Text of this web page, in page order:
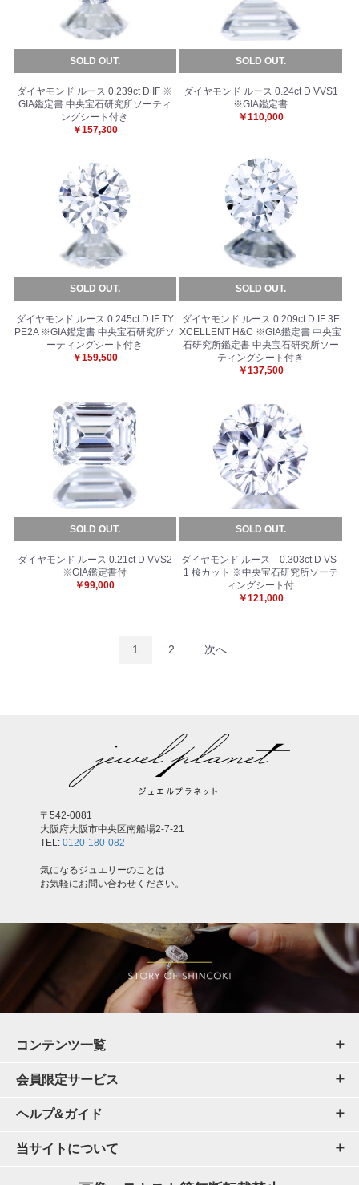
SOLD OUT.
ダイヤモンド ルース 0.239ct D IF ※
GIA鑑定書 中央宝石研究所ソーティ
ングシート付き
￥157,300
SOLD OUT.
ダイヤモンド ルース 0.24ct D VVS1
※GIA鑑定書
￥110,000
SOLD OUT.
ダイヤモンド ルース 0.245ct D IF TY
PE2A ※GIA鑑定書 中央宝石研究所ソ
ーティングシート付き
￥159,500
SOLD OUT.
ダイヤモンド ルース 0.209ct D IF 3E
XCELLENT H&C ※GIA鑑定書 中央宝
石研究所鑑定書 中央宝石研究所ソー
ティングシート付き
￥137,500
SOLD OUT.
ダイヤモンド ルース 0.21ct D VVS2
※GIA鑑定書付
￥99,000
SOLD OUT.
ダイヤモンド ルース 0.303ct D VS-
1 桜カット ※中央宝石研究所ソーテ
ィングシート付
￥121,000
1 2 次へ
〒542-0081
大阪府大阪市中央区南船場2-7-21
TEL: 0120-180-082
気になるジュエリーのことは
お気軽にお問い合わせください。
コンテンツ一覧
会員限定サービス
ヘルプ&ガイド
当サイトについて